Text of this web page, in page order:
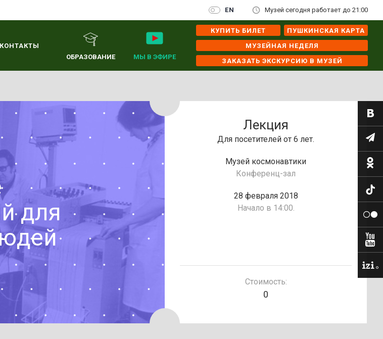
EN Музей сегодня работает до 21:00
КОНТАКТЫ
ОБРАЗОВАНИЕ
МЫ В ЭФИРЕ
КУПИТЬ БИЛЕТ
ПУШКИНСКАЯ КАРТА
МУЗЕЙНАЯ НЕДЕЛЯ
ЗАКАЗАТЬ ЭКСКУРСИЮ В МУЗЕЙ
для
Лекция
Для посетителей от 6 лет.
Музей космонавтики
Конференц-зал
28 февраля 2018
Начало в 14:00.
Стоимость:
0